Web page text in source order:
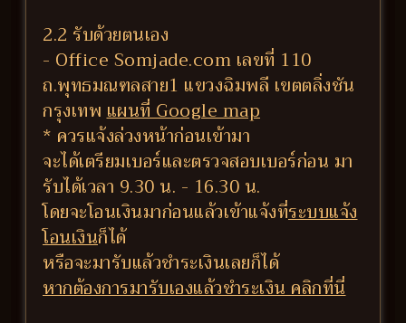
2.2 รับด้วยตนเอง
- Office Somjade.com เลขที่ 110
ถ.พุทธมณฑลสาย1 แขวงฉิมพลี เขตตลิ่งชัน
กรุงเทพแผนที่ Google map
* ควรแจ้งล่วงหน้าก่อนเข้ามา
จะได้เตรียมเบอร์และตรวจสอบเบอร์ก่อน มา
รับได้เวลา 9.30 น. - 16.30 น.
โดยจะโอนเงินมาก่อนแล้วเข้าแจ้งที่ระบบแจ้ง
โอนเงินก็ได้
หรือจะมารับแล้วชำระเงินเลยก็ได้
หากต้องการมารับเองแล้วชำระเงิน คลิกที่นี่